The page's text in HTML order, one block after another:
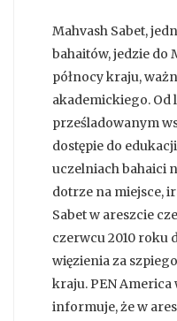
Mahvash Sabet,
bahaitów, jedzie do
północy kraju,
akademickiego. Od
prześladowanym
dostępie do
uczelniach bahaici
dotrze na miejsce,
Sabet w areszcie
czerwcu 2010 roku
więzienia za
kraju. PEN
informuje, że w